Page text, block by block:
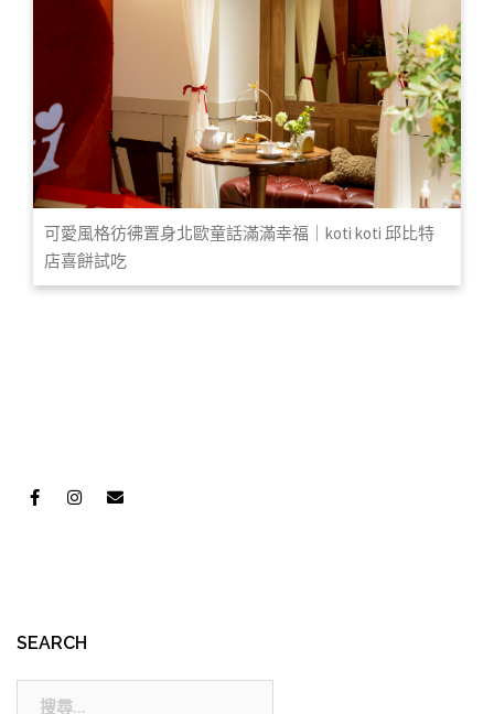
可愛風格彷彿置身北歐童話滿滿幸福｜koti koti 邱比特
店喜餅試吃
SEARCH